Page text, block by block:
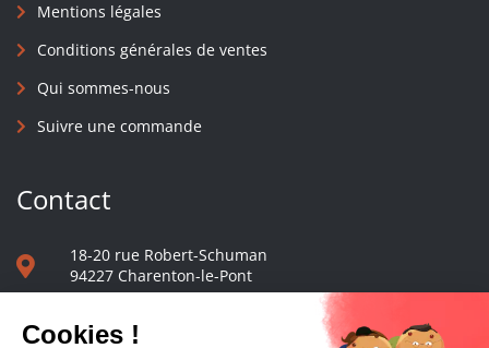
Mentions légales
Conditions générales de ventes
Qui sommes-nous
Suivre une commande
Contact
18-20 rue Robert-Schuman
94227 Charenton-le-Pont